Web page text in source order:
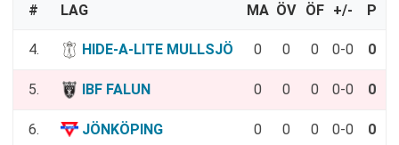
# LAG MA ÖV ÖF +/- P
4. HIDE-A-LITE MULLSJÖ 0 0 0 0-0 0
5. IBF FALUN 0 0 0 0-0 0
6. JÖNKÖPING 0 0 0 0-0 0